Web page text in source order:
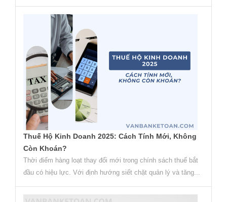
Thuế Hộ Kinh Doanh 2025: Cách Tính Mới, Không
Còn Khoán?
Thời điểm hàng loạt thay đổi mới trong chính sách thuế bắt
đầu có hiệu lực. Với định hướng siết chặt quản lý và tăng...